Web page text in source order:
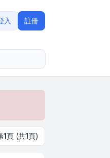
入 註冊
1頁 (共1頁)